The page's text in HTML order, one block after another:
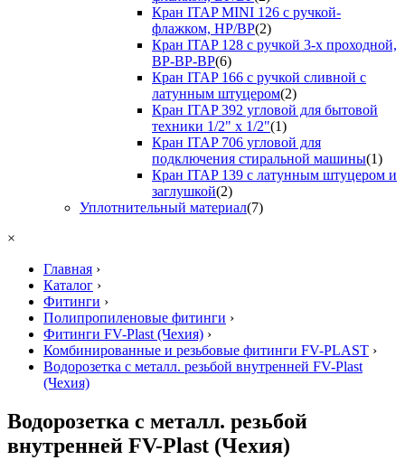
Кран ITAP MINI 126 с ручкой-
флажком, НР/ВР(2)
Кран ITAP 128 с ручкой 3-х проходной,
ВР-ВР-ВР(6)
Кран ITAP 166 с ручкой сливной с
латунным штуцером(2)
Кран ITAP 392 угловой для бытовой
техники 1/2" х 1/2"(1)
Кран ITAP 706 угловой для
подключения стиральной машины(1)
Кран ITAP 139 с латунным штуцером и
заглушкой(2)
Уплотнительный материал(7)
×
Главная ›
Каталог ›
Фитинги ›
Полипропиленовые фитинги ›
Фитинги FV-Plast (Чехия) ›
Комбинированные и резьбовые фитинги FV-PLAST ›
Водорозетка с металл. резьбой внутренней FV-Plast
(Чехия)
Водорозетка с металл. резьбой
внутренней FV-Plast (Чехия)